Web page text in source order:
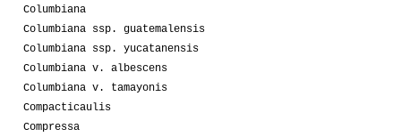
Columbiana
Columbiana ssp. guatemalensis
Columbiana ssp. yucatanensis
Columbiana v. albescens
Columbiana v. tamayonis
Compacticaulis
Compressa